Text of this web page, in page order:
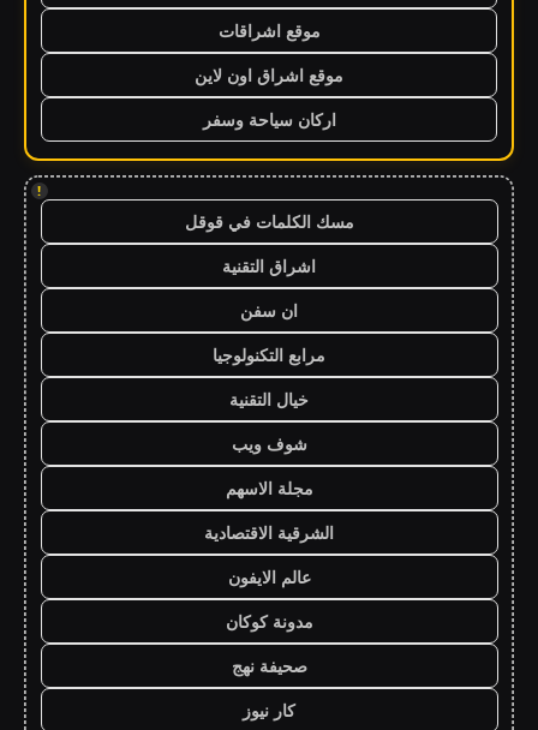
موقع اشراقات
موقع اشراق اون لاين
اركان سياحة وسفر
!
مسك الكلمات في قوقل
اشراق التقنية
ان سفن
مرابع التكنولوجيا
خيال التقنية
شوف ويب
مجلة الاسهم
الشرقية الاقتصادية
عالم الايفون
مدونة كوكان
صحيفة نهج
كار نيوز